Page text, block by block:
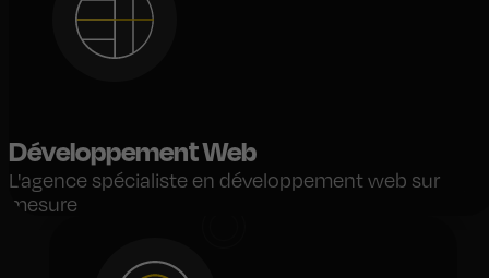
Développement Web
L'agence spécialiste en développement web sur
mesure